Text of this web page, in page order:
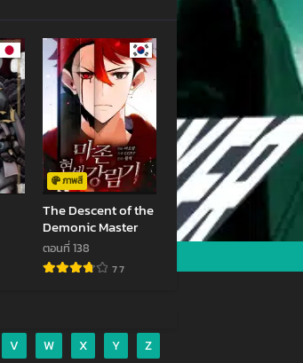
ตอนที่ 88
กันยายน 2, 2022
ตอนที่ 84
สิงหาคม 28, 2022
ตอนที่ 80
สิงหาคม 25, 2022
ตอนที่ 76
สิงหาคม 20, 2022
ตอนที่ 72
ตอนที่ 68
สิงหาคม 12, 2022
ภาพสี
The Descent of the
Demonic Master
ตอนที่ 138
7.7
V W X Y Z